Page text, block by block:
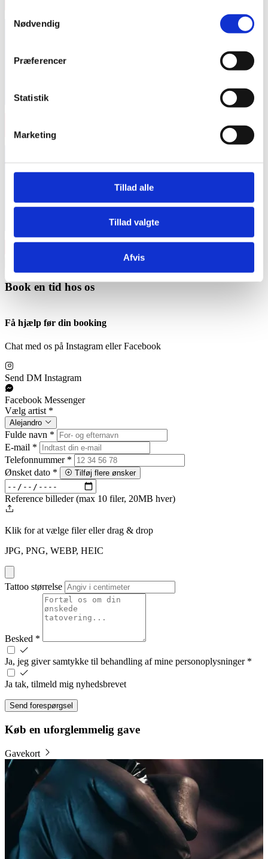
Nødvendig
Præferencer
Statistik
Marketing
Tillad alle
Tillad valgte
Afvis
Book en tid hos os
Få hjælp før din booking
Chat med os på Instagram eller Facebook
Send DM Instagram
Facebook Messenger
Vælg artist *
Alejandro
Fulde navn *
E-mail *
Telefonnummer *
Ønsket dato * Tilføj flere ønsker
Reference billeder (max 10 filer, 20MB hver)
Klik for at vælge filereller drag & drop
JPG, PNG, WEBP, HEIC
Tattoo størrelse
Besked *
Ja, jeg giver samtykke til behandling af mine personoplysninger *
Ja tak, tilmeld mig nyhedsbrevet
Send forespørgsel
Køb en uforglemmelig gave
Gavekort